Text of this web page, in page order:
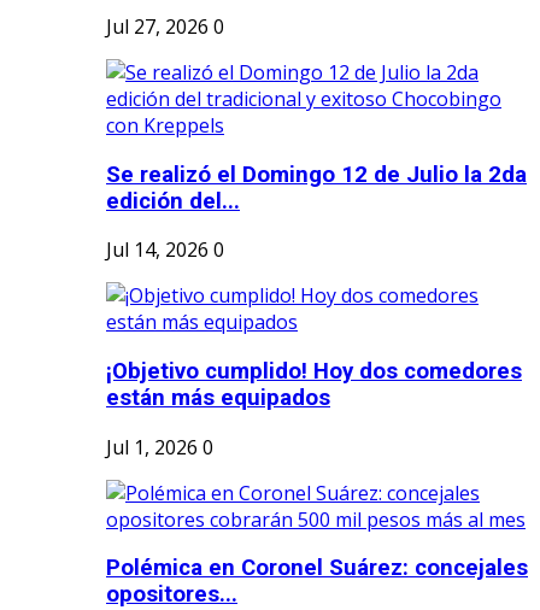
Jul 27, 2026 0
Se realizó el Domingo 12 de Julio la 2da
edición del...
Jul 14, 2026 0
¡Objetivo cumplido! Hoy dos comedores
están más equipados
Jul 1, 2026 0
Polémica en Coronel Suárez: concejales
opositores...